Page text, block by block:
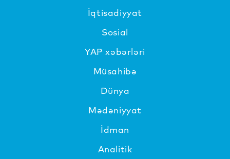
İqtisadiyyat
Sosial
YAP xəbərləri
Müsahibə
Dünya
Mədəniyyat
İdman
Analitik